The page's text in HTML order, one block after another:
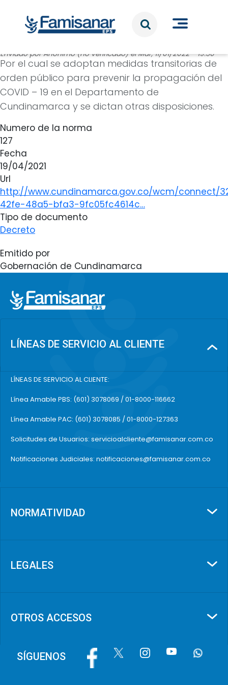
Enviado porAnónimo (no verificado)elMar, 11/01/2022 - 19:30
Por el cual se adoptan medidas transitorias de
orden público para prevenir la propagación del
COVID – 19 en el Departamento de
Cundinamarca y se dictan otras disposiciones.
Numero de la norma
127
Fecha
19/04/2021
Url
http://www.cundinamarca.gov.co/wcm/connect/
42fe-48a5-bfa3-9fc05fc4614c…
Tipo de documento
Decreto
Emitido por
Gobernación de Cundinamarca
LÍNEAS DE SERVICIO AL CLIENTE
LÍNEAS DE SERVICIO AL CLIENTE:
Línea Amable PBS: (601) 3078069 / 01-8000-116662
Línea Amable PAC: (601) 3078085 / 01-8000-127363
Solicitudes de Usuarios: servicioalcliente@famisanar.com.co
Notificaciones Judiciales: notificaciones@famisanar.com.co
NORMATIVIDAD
LEGALES
OTROS ACCESOS
SÍGUENOS Image Image Image Image Image